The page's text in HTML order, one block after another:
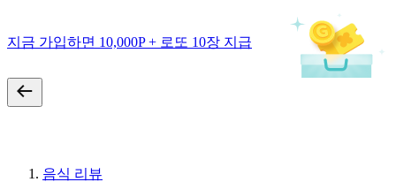
지금 가입하면 10,000P + 로또 10장 지급
음식 리뷰